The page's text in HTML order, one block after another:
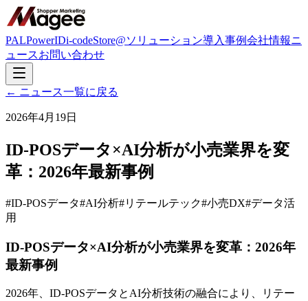
PALPowerIDi-codeStore@ソリューション導入事例会社情報ニ
ュースお問い合わせ
← ニュース一覧に戻る
2026年4月19日
ID-POSデータ×AI分析が小売業界を変
革：2026年最新事例
#ID-POSデータ#AI分析#リテールテック#小売DX#データ活
用
ID-POSデータ×AI分析が小売業界を変革：2026年
最新事例
2026年、ID-POSデータとAI分析技術の融合により、リテー